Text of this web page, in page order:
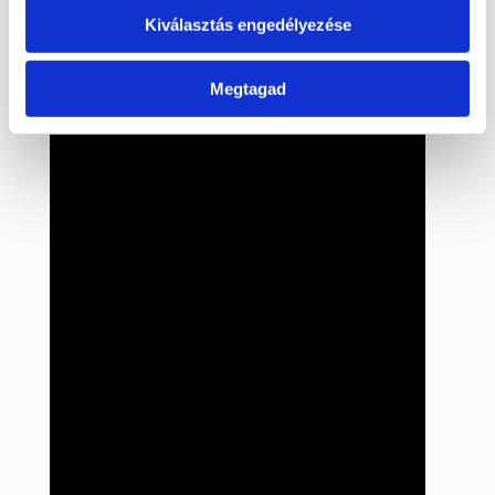
Kiválasztás engedélyezése
Megtagad